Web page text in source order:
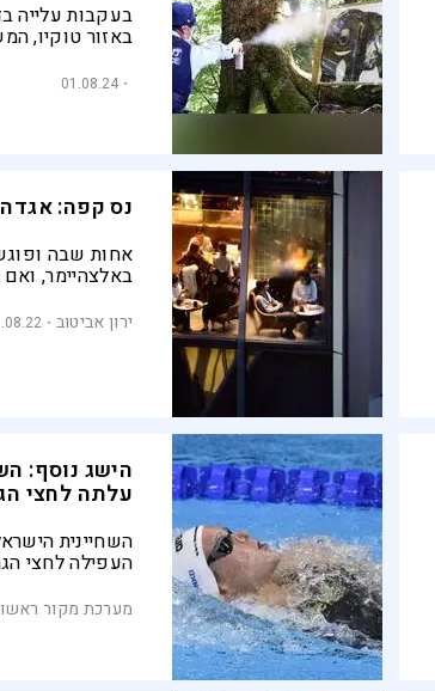
בעקבות עלייה
באזור טוקיו,
01.08.24
נס קפה:
אחות שבה
באלצהיימר,
בבית קפה ותיק
ירון אביטוב
הישג נוסף:
עלתה לחצי
השחיינית
העפילה לחצי הגמר ב-200 מטר
מערכת מקור